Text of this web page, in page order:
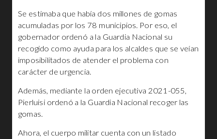
Se estimaba que había dos millones de gomas
acumuladas por los 78 municipios. Por eso, el
gobernador ordenó a la Guardia Nacional su
recogido como ayuda para los alcaldes que se veían
imposibilitados de atender el problema con
carácter de urgencia.
Además, mediante la orden ejecutiva 2021-055,
Pierluisi ordenó a la Guardia Nacional recoger las
gomas.
Ahora, el cuerpo militar cuenta con un listado